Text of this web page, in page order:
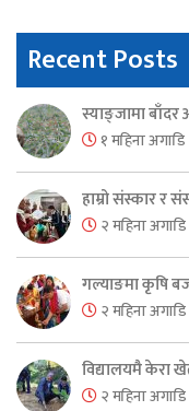
Recent Posts
स्याङ्जामा बाँदर
१ महिना अगाडि
हाम्रो संस्कार र
२ महिना अगाडि
गल्याङमा कृषि
२ महिना अगाडि
विद्यालयमै केरा
२ महिना अगाडि